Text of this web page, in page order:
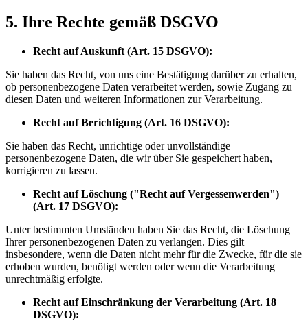
5. Ihre Rechte gemäß DSGVO
Recht auf Auskunft (Art. 15 DSGVO):
Sie haben das Recht, von uns eine Bestätigung darüber zu erhalten,
ob personenbezogene Daten verarbeitet werden, sowie Zugang zu
diesen Daten und weiteren Informationen zur Verarbeitung.
Recht auf Berichtigung (Art. 16 DSGVO):
Sie haben das Recht, unrichtige oder unvollständige
personenbezogene Daten, die wir über Sie gespeichert haben,
korrigieren zu lassen.
Recht auf Löschung ("Recht auf Vergessenwerden")
(Art. 17 DSGVO):
Unter bestimmten Umständen haben Sie das Recht, die Löschung
Ihrer personenbezogenen Daten zu verlangen. Dies gilt
insbesondere, wenn die Daten nicht mehr für die Zwecke, für die sie
erhoben wurden, benötigt werden oder wenn die Verarbeitung
unrechtmäßig erfolgte.
Recht auf Einschränkung der Verarbeitung (Art. 18
DSGVO):